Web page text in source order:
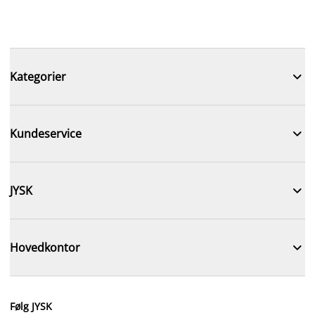
Kategorier 
Kundeservice 
JYSK 
Hovedkontor 
Følg JYSK